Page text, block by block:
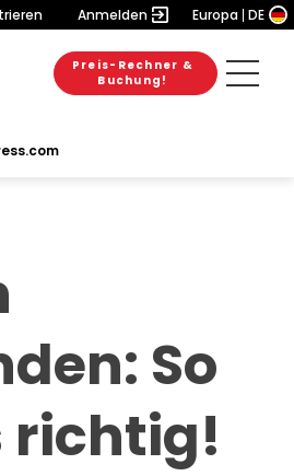
Anmelden Europa DE
Preis-Rechner &
Buchung!
So
richtig!